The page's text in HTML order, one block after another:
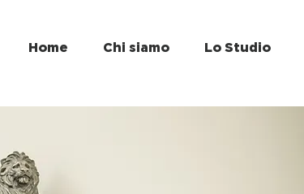
Home Chi siamo Lo Studio